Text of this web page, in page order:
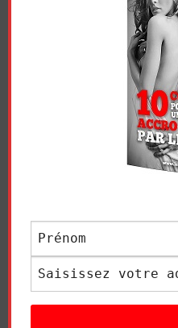
L’AMOUR AVEC UN ENORME
LAISSER UN COMMENTAIRE
Votre adresse e-mail ne
obligatoires sont indiqués